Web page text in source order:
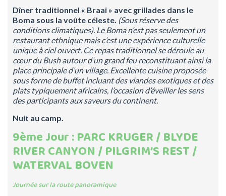
Dîner traditionnel « Braai » avec grillades dans le
Boma sous la voûte céleste. (Sous réserve des
conditions climatiques). Le Boma n’est pas seulement un
restaurant ethnique mais c’est une expérience culturelle
unique à ciel ouvert. Ce repas traditionnel se déroule au
cœur du Bush autour d’un grand feu reconstituant ainsi la
place principale d’un village. Excellente cuisine proposée
sous forme de buffet incluant des viandes exotiques et des
plats typiquement africains, l’occasion d’éveiller les sens
des participants aux saveurs du continent.
Nuit au camp.
9ème Jour : PARC KRUGER / BLYDE
RIVER CANYON / PILGRIM’S REST /
WATERVAL BOVEN
Journée sur la route panoramique